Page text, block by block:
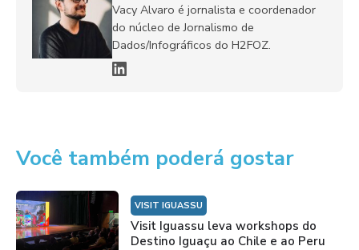
Vacy Alvaro é jornalista e coordenador
do núcleo de Jornalismo de
Dados/Infográficos do H2FOZ.
Você também poderá gostar
VISIT IGUASSU
Visit Iguassu leva workshops do
Destino Iguaçu ao Chile e ao Peru